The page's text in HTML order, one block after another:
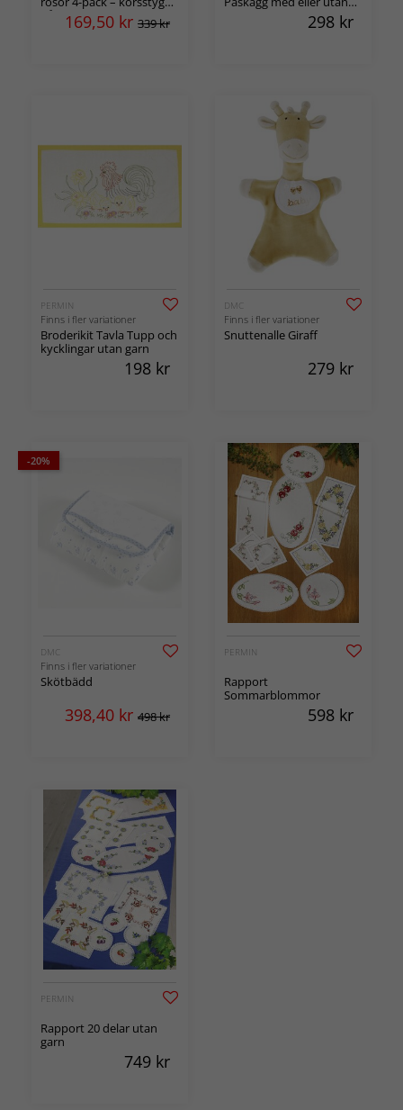
på förtryckt bomullsväv
169,50 kr 339 kr 298 kr
PERMIN
Finns i fler variationer
Broderikit Tavla Tupp och
kycklingar utan garn
198 kr
DMC
Finns i fler variationer
Snuttenalle Giraff
279 kr
-20%
DMC
Finns i fler variationer
Skötbädd
398,40 kr 498 kr
PERMIN
Rapport
Sommarblommor
598 kr
PERMIN
Rapport 20 delar utan
garn
749 kr